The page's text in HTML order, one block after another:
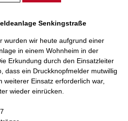
Senkingstraße
wurden wir heute aufgrund einer
in einem Wohnheim in der
Erkundung durch den Einsatzleiter
dass ein Druckknopfmelder mutwillig
weiterer Einsatz erforderlich war,
wieder einrücken.